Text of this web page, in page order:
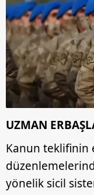
UZMAN
Kanun teklifinin
yönelik sicil